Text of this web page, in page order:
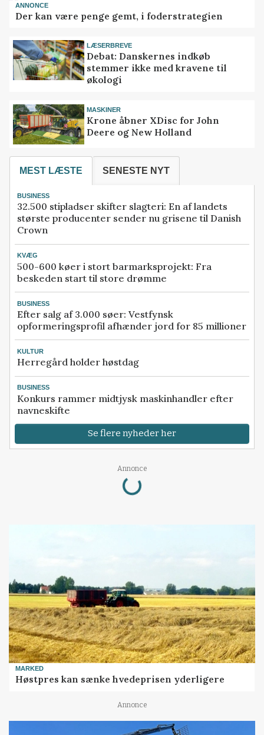
ANNONCE
Der kan være penge gemt, i foderstrategien
LÆSERBREVE
Debat: Danskernes indkøb
stemmer ikke med kravene til
økologi
MASKINER
Krone åbner XDisc for John
Deere og New Holland
MEST LÆSTE SENESTE NYT
BUSINESS
32.500 stipladser skifter slagteri: En af landets
største producenter sender nu grisene til Danish
Crown
KVÆG
500-600 køer i stort barmarksprojekt: Fra
beskeden start til store drømme
BUSINESS
Efter salg af 3.000 søer: Vestfynsk
opformeringsprofil afhænder jord for 85 millioner
KULTUR
Herregård holder høstdag
BUSINESS
Konkurs rammer midtjysk maskinhandler efter
navneskifte
Se flere nyheder her
Annonce
Loading...
MARKED
Høstpres kan sænke hvedeprisen yderligere
Annonce